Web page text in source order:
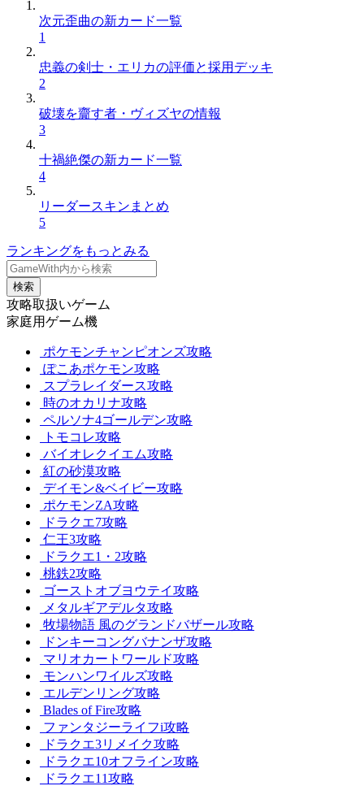
次元歪曲の新カード一覧
1
忠義の剣士・エリカの評価と採用デッキ
2
破壊を齎す者・ヴィズヤの情報
3
十禍絶傑の新カード一覧
4
リーダースキンまとめ
5
ランキングをもっとみる
検索
攻略取扱いゲーム
家庭用ゲーム機
ポケモンチャンピオンズ攻略
ぽこあポケモン攻略
スプラレイダース攻略
時のオカリナ攻略
ペルソナ4ゴールデン攻略
トモコレ攻略
バイオレクイエム攻略
紅の砂漠攻略
デイモン&ベイビー攻略
ポケモンZA攻略
ドラクエ7攻略
仁王3攻略
ドラクエ1・2攻略
桃鉄2攻略
ゴーストオブヨウテイ攻略
メタルギアデルタ攻略
牧場物語 風のグランドバザール攻略
ドンキーコングバナンザ攻略
マリオカートワールド攻略
モンハンワイルズ攻略
エルデンリング攻略
Blades of Fire攻略
ファンタジーライフi攻略
ドラクエ3リメイク攻略
ドラクエ10オフライン攻略
ドラクエ11攻略